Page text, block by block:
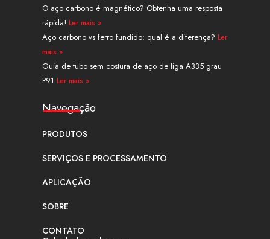
O aço carbono é magnético? Obtenha uma resposta
rápida! Ler mais »
Aço carbono vs ferro fundido: qual é a diferença? Ler
mais »
Guia de tubo sem costura de aço de liga A335 grau
P91 Ler mais »
Navegação
PRODUTOS
SERVIÇOS E PROCESSAMENTO
APLICAÇÃO
SOBRE
CONTATO